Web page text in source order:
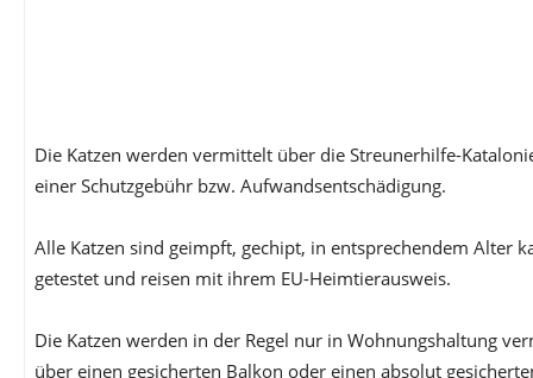
Die Katzen werden vermittelt über die Streunerhilfe-
einer Schutzgebühr bzw. Aufwandsentschädigung.
Alle Katzen sind geimpft, gechipt, in entsprechendem Alter
getestet und reisen mit ihrem EU-Heimtierausweis.
Die Katzen werden in der Regel nur in Wohnungshaltung
über einen gesicherten Balkon oder einen absolut